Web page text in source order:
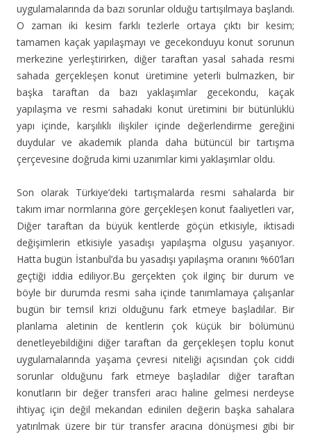
uygulamalarında da bazı sorunlar olduğu tartışılmaya başlandı.
O zaman iki kesim farklı tezlerle ortaya çıktı bir kesim;
tamamen kaçak yapılaşmayı ve gecekonduyu konut sorunun
merkezine yerleştirirken, diğer taraftan yasal sahada resmi
sahada gerçekleşen konut üretimine yeterli bulmazken, bir
başka taraftan da bazı yaklaşımlar gecekondu, kaçak
yapılaşma ve resmi sahadaki konut üretimini bir bütünlüklü
yapı içinde, karşılıklı ilişkiler içinde değerlendirme gereğini
duydular ve akademik planda daha bütüncül bir tartışma
çerçevesine doğruda kimi uzanımlar kimi yaklaşımlar oldu.
Son olarak Türkiye’deki tartışmalarda resmi sahalarda bir
takım imar normlarına göre gerçekleşen konut faaliyetleri var,
Diğer taraftan da büyük kentlerde göçün etkisiyle, iktisadi
değişimlerin etkisiyle yasadışı yapılaşma olgusu yaşanıyor.
Hatta bugün İstanbul’da bu yasadışı yapılaşma oranını %60’ları
geçtiği iddia ediliyor.Bu gerçekten çok ilginç bir durum ve
böyle bir durumda resmi saha içinde tanımlamaya çalışanlar
bugün bir temsil krizi olduğunu fark etmeye başladılar. Bir
planlama aletinin de kentlerin çok küçük bir bölümünü
denetleyebildiğini diğer taraftan da gerçekleşen toplu konut
uygulamalarında yaşama çevresi niteliği açısından çok ciddi
sorunlar olduğunu fark etmeye başladılar diğer taraftan
konutların bir değer transferi aracı haline gelmesi nerdeyse
ihtiyaç için değil mekandan edinilen değerin başka sahalara
yatırılmak üzere bir tür transfer aracına dönüşmesi gibi bir